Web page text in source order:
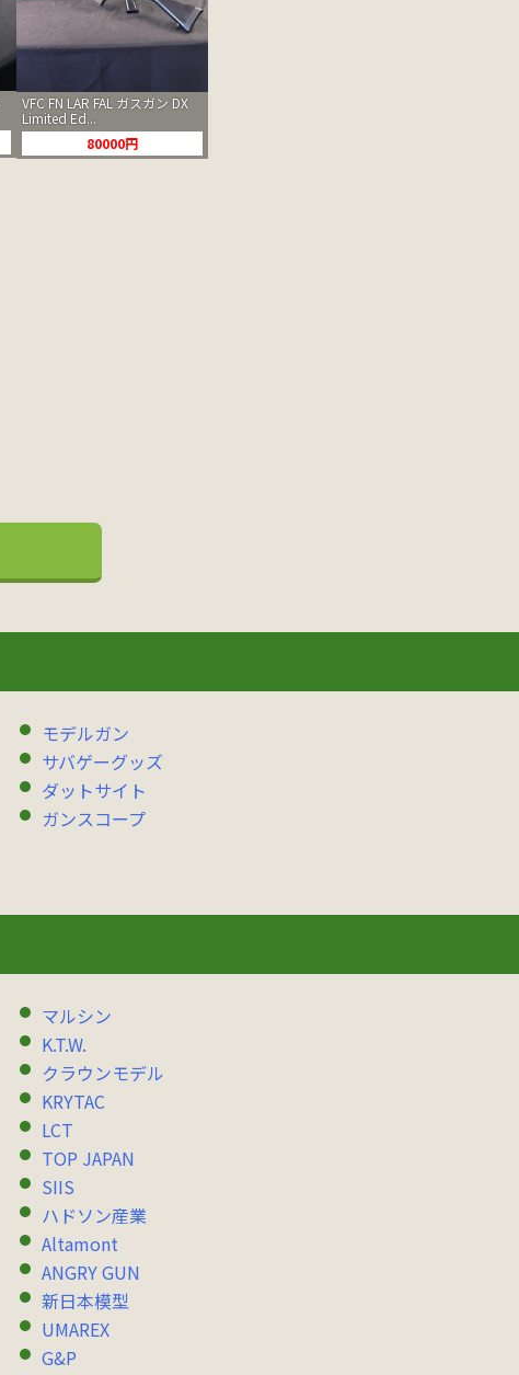
VFC FN LAR FAL ガスガン DX
Limited Ed...
80000円
モデルガン
サバゲーグッズ
ダットサイト
ガンスコープ
マルシン
K.T.W.
クラウンモデル
KRYTAC
LCT
TOP JAPAN
SIIS
ハドソン産業
Altamont
ANGRY GUN
新日本模型
UMAREX
G&P